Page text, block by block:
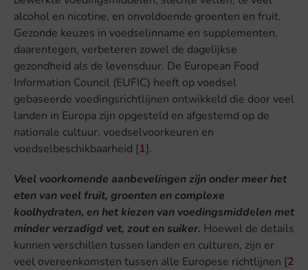
alcohol en nicotine, en onvoldoende groenten en fruit.
Gezonde keuzes in voedselinname en supplementen,
daarentegen, verbeteren zowel de dagelijkse
gezondheid als de levensduur. De European Food
Information Council (EUFIC) heeft op voedsel
gebaseerde voedingsrichtlijnen ontwikkeld die door veel
landen in Europa zijn opgesteld en afgestemd op de
nationale cultuur, voedselvoorkeuren en
voedselbeschikbaarheid [1].
Veel voorkomende aanbevelingen zijn onder meer het
eten van veel fruit, groenten en complexe
koolhydraten, en het kiezen van voedingsmiddelen met
minder verzadigd vet, zout en suiker. Hoewel de details
kunnen verschillen tussen landen en culturen, zijn er
veel overeenkomsten tussen alle Europese richtlijnen [2